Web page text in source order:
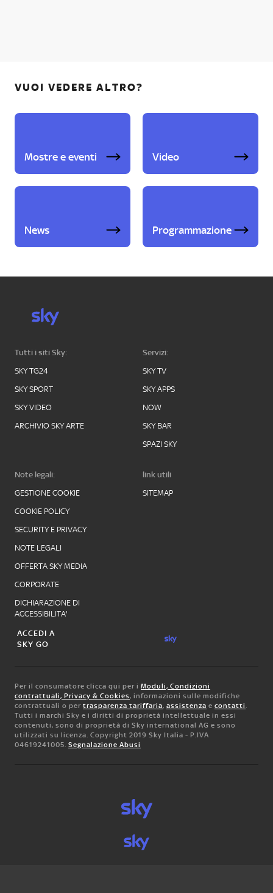
VUOI VEDERE ALTRO?
Mostre e eventi Video
News Programmazione
Tutti i siti Sky:
SKY TG24
SKY SPORT
SKY VIDEO
ARCHIVIO SKY ARTE
Servizi:
SKY TV
SKY APPS
NOW
SKY BAR
SPAZI SKY
Note legali:
GESTIONE COOKIE
COOKIE POLICY
SECURITY E PRIVACY
NOTE LEGALI
OFFERTA SKY MEDIA
CORPORATE
DICHIARAZIONE DI
ACCESSIBILITA'
link utili
SITEMAP
ACCEDI A
SKY GO
Per il consumatore clicca qui per i Moduli, Condizioni
contrattuali, Privacy & Cookies, informazioni sulle modifiche
contrattuali o per trasparenza tariffaria, assistenza e contatti.
Tutti i marchi Sky e i diritti di proprietà intellettuale in essi
contenuti, sono di proprietà di Sky international AG e sono
utilizzati su licenza. Copyright 2019 Sky Italia - P.IVA
04619241005. Segnalazione Abusi